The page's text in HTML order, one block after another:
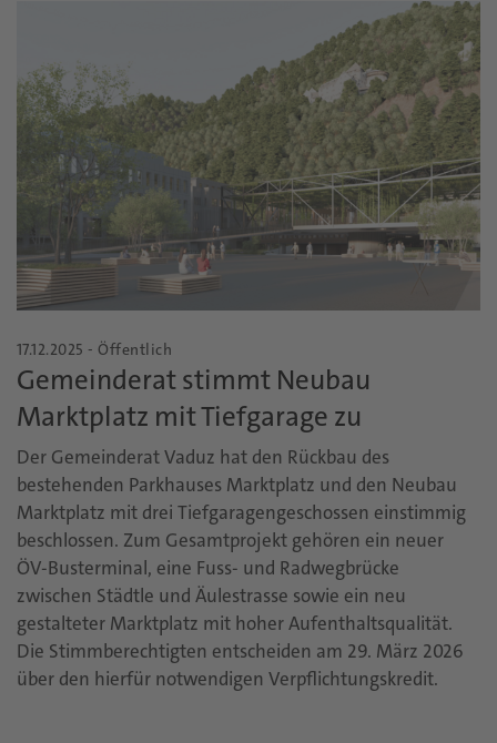
17.12.2025 - Öffentlich
Gemeinderat stimmt Neubau
Marktplatz mit Tiefgarage zu
Der Gemeinderat Vaduz hat den Rückbau des
bestehenden Parkhauses Marktplatz und den Neubau
Marktplatz mit drei Tiefgaragengeschossen einstimmig
beschlossen. Zum Gesamtprojekt gehören ein neuer
ÖV-Busterminal, eine Fuss- und Radwegbrücke
zwischen Städtle und Äulestrasse sowie ein neu
gestalteter Marktplatz mit hoher Aufenthaltsqualität.
Die Stimmberechtigten entscheiden am 29. März 2026
über den hierfür notwendigen Verpflichtungskredit.